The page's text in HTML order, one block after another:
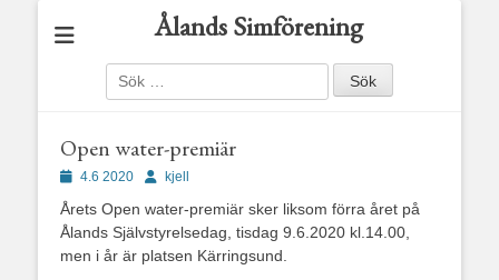
Ålands Simförening
Sök
efter:
Open water-premiär
Publicerad
4.6 2020 Författare
kjell
Årets Open water-premiär sker liksom förra året på
Ålands Självstyrelsedag, tisdag 9.6.2020 kl.14.00,
men i år är platsen Kärringsund.